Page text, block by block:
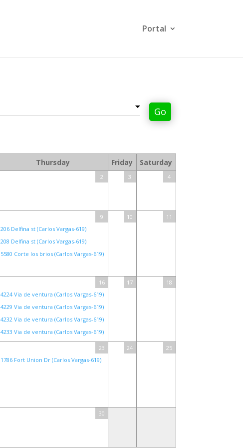
Portal
Go
Thursday Friday Saturday
2 3 4
9
206 Delfina st (Carlos Vargas-619)
208 Delfina st (Carlos Vargas-619)
5580 Corte los brios (Carlos Vargas-619)
10 11
16
4224 Via de ventura (Carlos Vargas-619)
4229 Via de ventura (Carlos Vargas-619)
4232 Via de ventura (Carlos Vargas-619)
4233 Via de ventura (Carlos Vargas-619)
17 18
23
1786 Fort Union Dr (Carlos Vargas-619)
24 25
30